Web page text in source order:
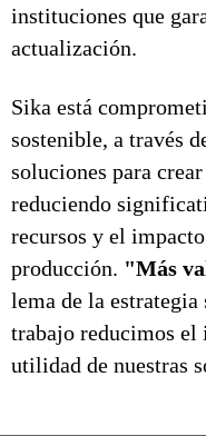
instituciones que
actualización.
Sika está
sostenible, a través
soluciones para
reduciendo
recursos y el
producción. "Más
lema de la
trabajo reducimos el
utilidad de nuestras